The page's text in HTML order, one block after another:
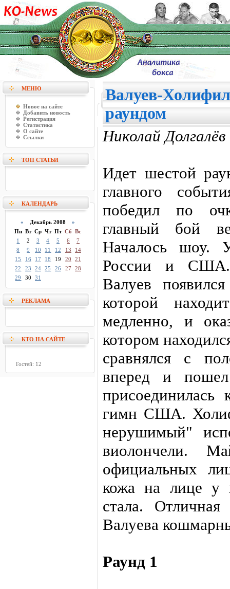
МЕНЮ
Новое на сайте
Добавить новость
Регистрация
Статистика
О сайте
Ссылки
ТОП СТАТЬИ
КАЛЕНДАРЬ
« Декабрь 2008 »
Пн Вт Ср Чт Пт Сб Вс
1
2 3 4 5 6
7
8
9 10 11 12 13
14
15
16 17 18 19 20
21
22
23 24 25 26 27
28
29
30 31
РЕКЛАМА
КТО НА САЙТЕ
Гостей: 12
Валуев-
раундом
Николай Долгалёв
Идет шестой
главного
победил по
главный бой
Началось шоу.
России и США.
Валуев
которой
медленно, и
котором
сравнялся с
вперед и
гимн США.
нерушимый"
виолончели.
официальных
кожа на лице у
стала.
Валуева
Раунд 1